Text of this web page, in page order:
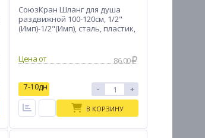
СоюзКран Шланг для душа
раздвижной 100-120см, 1/2"
(Имп)-1/2"(Имп), сталь, пластик,
Цена от
86.00
7-10дн - +
В КОРЗИНУ